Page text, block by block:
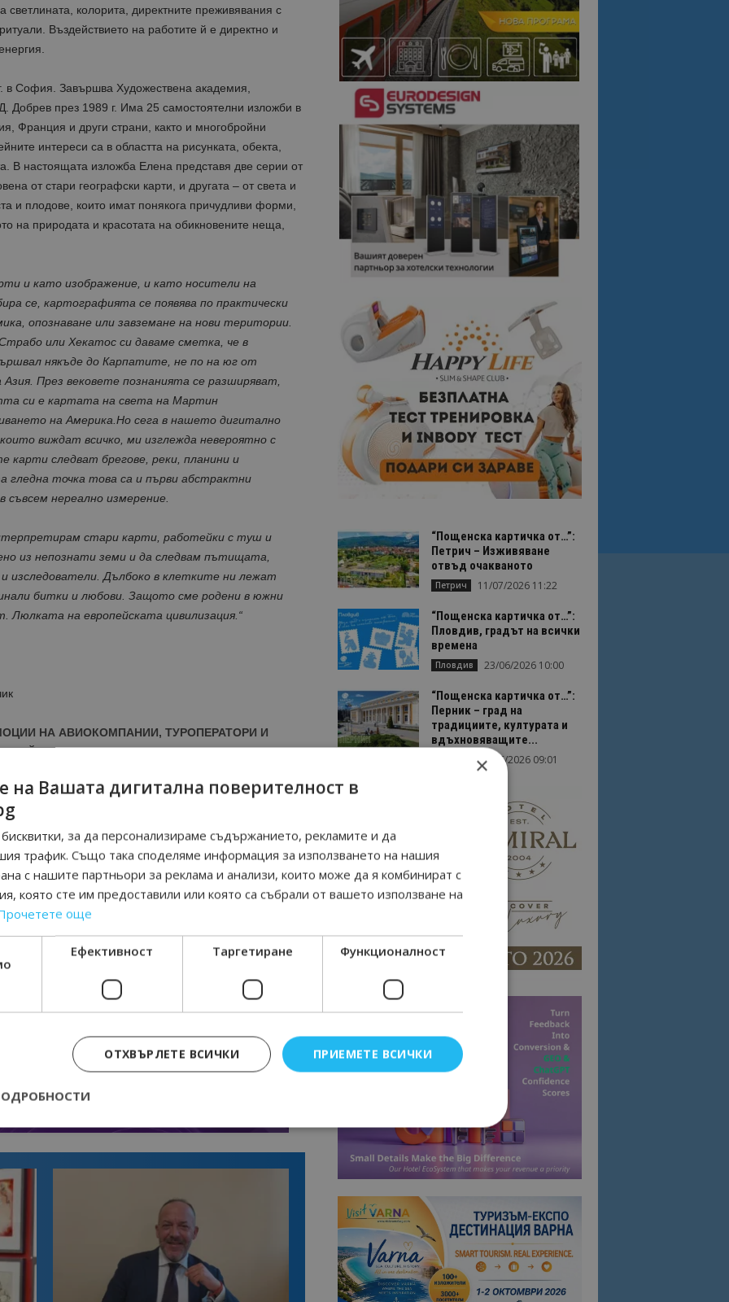
светлината, колорита, директните преживявания с
Въздействието на работите й е директно и
в София. Завършва Художествена академия,
Добрев през 1989 г. Има 25 самостоятелни изложби в
Франция и други страни, както и многобройни
интереси са в областта на рисунката, обекта,
В настоящата изложба Елена представя две серии от
от стари географски карти, и другата – от света и
и плодове, които имат понякога причудливи форми,
на природата и красотата на обикновените неща,
и като изображение, и като носители на
се, картографията се появява по практически
опознаване или завземане на нови територии.
или Хекатос си даваме сметка, че в
някъде до Карпатите, не по на юг от
През вековете познанията се разширяват,
си е картата на света на Мартин
на Америка.Но сега в нашето дигитално
виждат всичко, ми изглежда невероятно с
карти следват брегове, реки, планини и
точка това са и първи абстрактни
нереално измерение.
стари карти, работейки с туш и
из непознати земи и да следвам пътищата,
изследователи. Дълбоко в клетките ни лежат
битки и любови. Защото сме родени в южни
Люлката на европейската цивилизация.“
НА АВИОКОМПАНИИ, ТУРОПЕРАТОРИ И
КАНАЛА НА BGTOURISM.BG - ВКЛЮЧИ СЕ
“Пощенска картичка от…”:
Петрич – Изживяване
отвъд очакваното
Петрич 11/07/2026 11:22
“Пощенска картичка от…”:
Пловдив, градът на всички
времена
Пловдив 23/06/2026 10:00
“Пощенска картичка от…”:
Перник – град на
традициите, културата и
вдъхновяващите...
17/06/2026 09:01
×
на Вашата дигитална поверителност в
за да персонализираме съдържанието, рекламите и да
трафик. Също така споделяме информация за използването на нашия
с нашите партньори за реклама и анализи, които може да я комбинират с
която сте им предоставили или която са събрали от вашето използване на
още
Ефективност Таргетиране Функционалност
ПРИЕМЕТЕ ВСИЧКИ
ОТХВЪРЛЕТЕ ВСИЧКИ
Функционалност
бисквитки позволяват основната функционалност на уебсайта, като потребителско влизане и
Уебсайтът не може да се използва правилно без строго необходими бисквитки.
Валиден
до
Описание
lisandraramos.com
7 дни
Тази бисквитка се използва, за да запомните съгласието
на потребителя за използването на бисквитки на сайта.